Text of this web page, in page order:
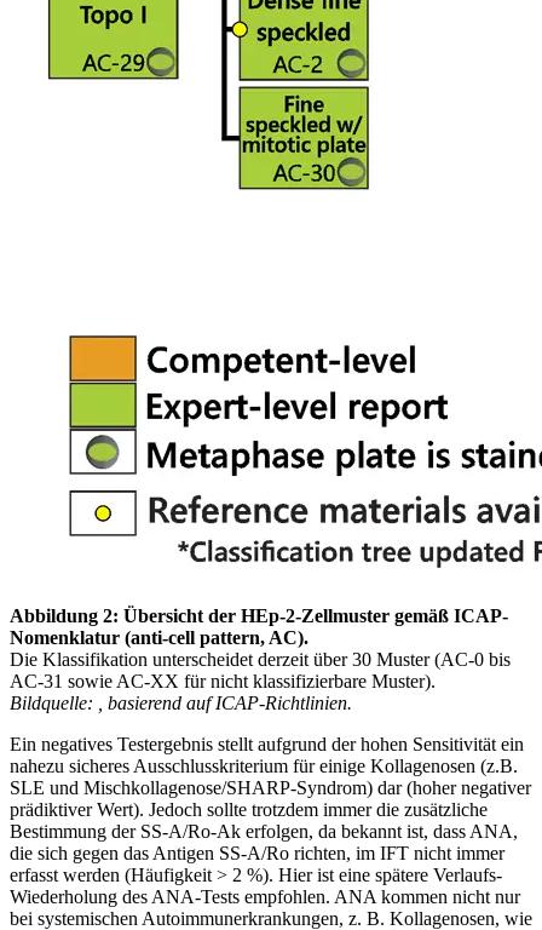
Abbildung 2: Übersicht der HEp-2-Zellmuster gemäß ICAP-
Nomenklatur (anti-cell pattern, AC).
Die Klassifikation unterscheidet derzeit über 30 Muster (AC-0 bis
AC-31 sowie AC-XX für nicht klassifizierbare Muster).
Bildquelle:
, basierend auf ICAP-Richtlinien.
Ein negatives Testergebnis stellt aufgrund der hohen Sensitivität ein
nahezu sicheres Aus­schlusskriterium für einige Kollagenosen (z.B.
SLE und Mischkollagenose/SHARP-Syn­drom) dar (hoher negativer
prädiktiver Wert). Jedoch sollte trotzdem immer die zusätzliche
Bestimmung der SS-A/Ro-Ak erfolgen, da bekannt ist, dass ANA,
die sich gegen das Anti­gen SS-A/Ro richten, im IFT nicht immer
erfasst werden (Häufigkeit > 2 %). Hier ist eine spätere Verlaufs-
Wiederholung des ANA-Tests empfohlen. ANA kommen nicht nur
bei systemischen Autoimmunerkrankungen, z. B. Kollagenosen, wie